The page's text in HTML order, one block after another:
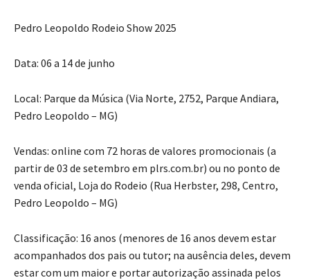
Pedro Leopoldo Rodeio Show 2025
Data: 06 a 14 de junho
Local: Parque da Música (Via Norte, 2752, Parque Andiara,
Pedro Leopoldo – MG)
Vendas: online com 72 horas de valores promocionais (a
partir de 03 de setembro em plrs.com.br) ou no ponto de
venda oficial, Loja do Rodeio (Rua Herbster, 298, Centro,
Pedro Leopoldo – MG)
Classificação: 16 anos (menores de 16 anos devem estar
acompanhados dos pais ou tutor; na ausência deles, devem
estar com um maior e portar autorização assinada pelos